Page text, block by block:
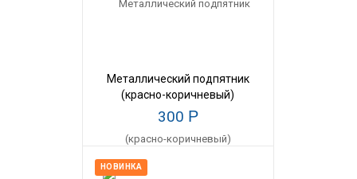
Металлический подпятник
(красно-коричневый)
300 Р
НОВИНКА